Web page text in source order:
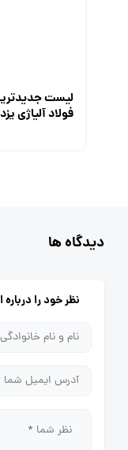
لیست
فولاد آلیاژی یزد | ۱۲ مرداد
دیدگاه ها
نظر خود را